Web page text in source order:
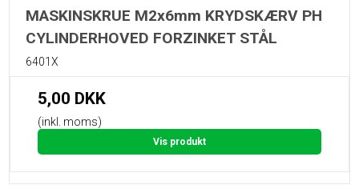
MASKINSKRUE M2x6mm KRYDSKÆRV PH
CYLINDERHOVED FORZINKET STÅL
6401X
5,00 DKK
(inkl. moms)
Vis produkt